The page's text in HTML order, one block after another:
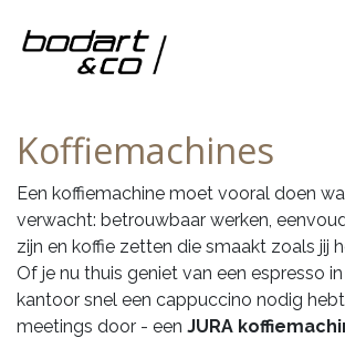
Koffiemachines
Een koffiemachine moet vooral doen
verwacht: betrouwbaar werken,
zijn en koffie zetten die smaakt zoals jij
Of je nu thuis geniet van een espresso
kantoor snel een cappuccino nodig
meetings door - een JURA